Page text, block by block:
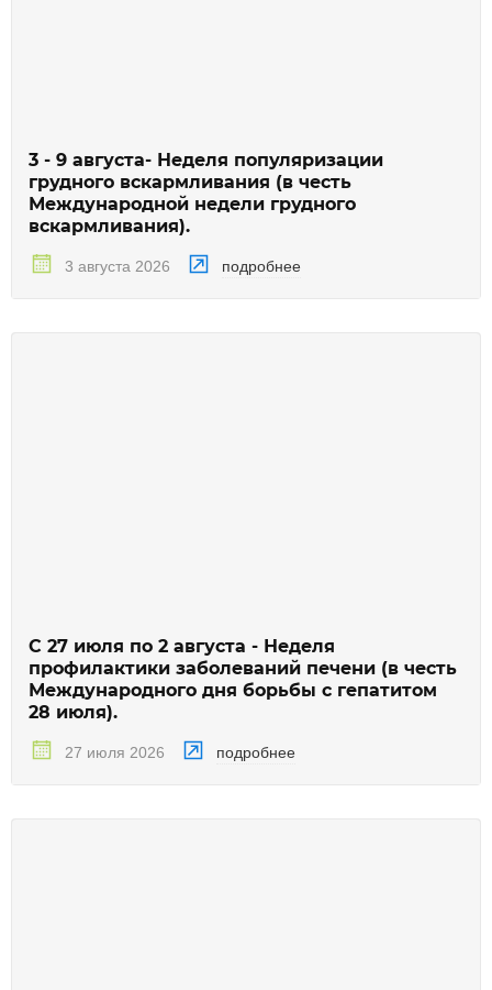
3 - 9 августа- Неделя популяризации
грудного вскармливания (в честь
Международной недели грудного
вскармливания).
3 августа 2026 подробнее
С 27 июля по 2 августа - Неделя
профилактики заболеваний печени (в честь
Международного дня борьбы с гепатитом
28 июля).
27 июля 2026 подробнее